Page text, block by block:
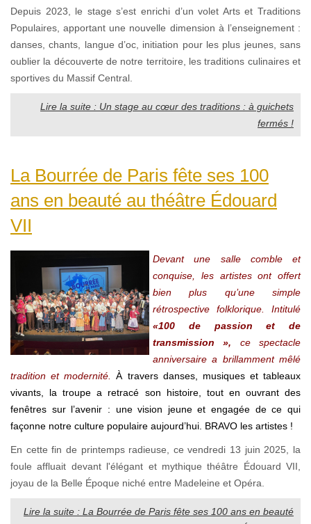
Depuis 2023, le stage s’est enrichi d’un volet Arts et Traditions
Populaires, apportant une nouvelle dimension à l’enseignement :
danses, chants, langue d’oc, initiation pour les plus jeunes, sans
oublier la découverte de notre territoire, les traditions culinaires et
sportives du Massif Central.
Lire la suite : Un stage au cœur des traditions : à guichets
fermés !
La Bourrée de Paris fête ses 100
ans en beauté au théâtre Édouard
VII
Devant une salle comble et
conquise, les artistes ont offert
bien plus qu’une simple
rétrospective folklorique. Intitulé
«100 de passion et de
transmission », ce spectacle
anniversaire a brillamment mêlé
tradition et modernité.À travers danses, musiques et tableaux
vivants, la troupe a retracé son histoire, tout en ouvrant des
fenêtres sur l’avenir : une vision jeune et engagée de ce qui
façonne notre culture populaire aujourd’hui. BRAVO les artistes !
En cette fin de printemps radieuse, ce vendredi 13 juin 2025, la
foule affluait devant l'élégant et mythique théâtre Édouard VII,
joyau de la Belle Époque niché entre Madeleine et Opéra.
Lire la suite : La Bourrée de Paris fête ses 100 ans en beauté